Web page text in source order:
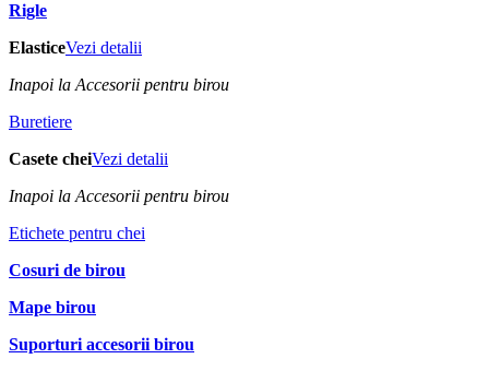
Rigle
ElasticeVezi detalii
Inapoi la Accesorii pentru birou
Buretiere
Casete cheiVezi detalii
Inapoi la Accesorii pentru birou
Etichete pentru chei
Cosuri de birou
Mape birou
Suporturi accesorii birou